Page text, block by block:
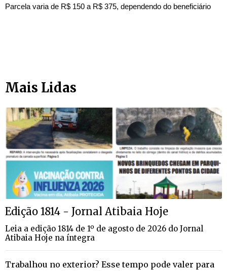
Parcela varia de R$ 150 a R$ 375, dependendo do beneficiário
Mais Lidas
Edição 1814 - Jornal Atibaia Hoje
Leia a edição 1814 de 1º de agosto de 2026 do Jornal
Atibaia Hoje na íntegra
Trabalhou no exterior? Esse tempo pode valer para